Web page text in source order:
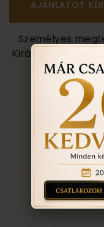
Személyes
Király u. 1/b